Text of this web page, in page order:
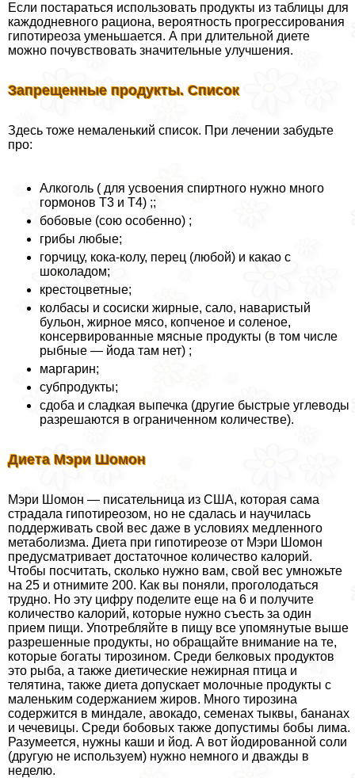
Если постараться использовать продукты из таблицы для
каждодневного рациона, вероятность прогрессирования
гипотиреоза уменьшается. А при длительной диете
можно почувствовать значительные улучшения.
Запрещенные продукты. Список
Здесь тоже немаленький список. При лечении забудьте
про:
Алкоголь ( для усвоения спиртного нужно много
гормонов Т3 и Т4) ;;
бобовые (сою особенно) ;
грибы любые;
горчицу, кока-колу, перец (любой) и какао с
шоколадом;
крестоцветные;
колбасы и сосиски жирные, сало, наваристый
бульон, жирное мясо, копченое и соленое,
консервированные мясные продукты (в том числе
рыбные — йода там нет) ;
маргарин;
субпродукты;
сдоба и сладкая выпечка (другие быстрые углеводы
разрешаются в ограниченном количестве).
Диета Мэри Шомон
Мэри Шомон — писательница из США, которая сама
страдала гипотиреозом, но не сдалась и научилась
поддерживать свой вес даже в условиях медленного
метаболизма. Диета при гипотиреозе от Мэри Шомон
предусматривает достаточное количество калорий.
Чтобы посчитать, сколько нужно вам, свой вес умножьте
на 25 и отнимите 200. Как вы поняли, проголодаться
трудно. Но эту цифру поделите еще на 6 и получите
количество калорий, которые нужно съесть за один
прием пищи. Употрeбляйте в пищу все упомянутые выше
разрешенные продукты, но обращайте внимание на те,
которые богаты тирозином. Среди белковых продуктов
это рыба, а также диетические нежирная птица и
телятина, также диета допускает молочные продукты с
маленьким содержанием жиров. Много тирозина
содержится в миндале, авокадо, семенах тыквы, бананах
и чечевицы. Среди бобовых также допустимы бобы лима.
Разумеется, нужны каши и йод. А вот йодированной соли
(другую не используем) нужно немного и дважды в
неделю.